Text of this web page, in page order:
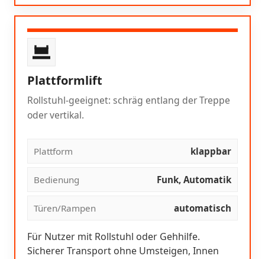
Plattformlift
Rollstuhl-geeignet: schräg entlang der Treppe
oder vertikal.
Plattform klappbar
Bedienung Funk, Automatik
Türen/Rampen automatisch
Für Nutzer mit Rollstuhl oder Gehhilfe.
Sicherer Transport ohne Umsteigen, Innen